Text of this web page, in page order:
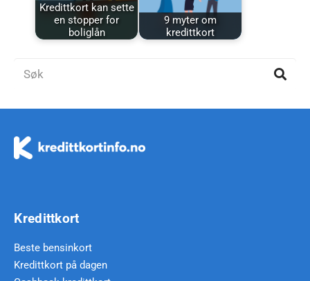
Kredittkort kan sette
en stopper for
boliglån
9 myter om
kredittkort
Kredittkort
Beste bensinkort
Kredittkort på dagen